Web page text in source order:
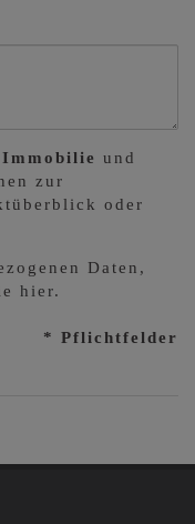
und
zur
oder
Daten,
hier.
* Pflichtfelder